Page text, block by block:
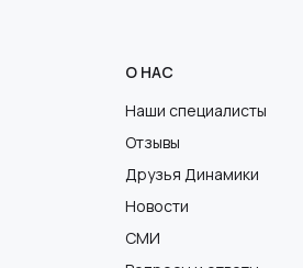
О НАС
Наши специалисты
Отзывы
Друзья Динамики
Новости
СМИ